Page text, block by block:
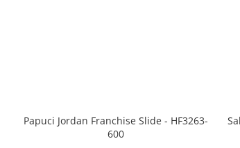
Papuci Jordan Franchise Slide - HF3263-
600